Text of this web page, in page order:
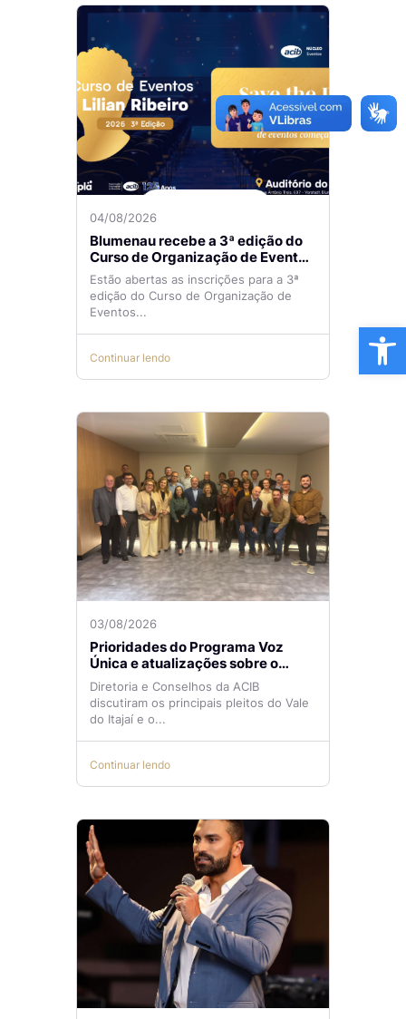
04/08/2026
Blumenau recebe a 3ª edição do
Curso de Organização de Eventos
Lilian Ribeiro
Estão abertas as inscrições para a 3ª
edição do Curso de Organização de
Eventos...
Continuar lendo
03/08/2026
Prioridades do Programa Voz
Única e atualizações sobre o
Aeroporto de Navegantes são
temas de reunião na ACIB
Diretoria e Conselhos da ACIB
discutiram os principais pleitos do Vale
do Itajaí e o...
Continuar lendo